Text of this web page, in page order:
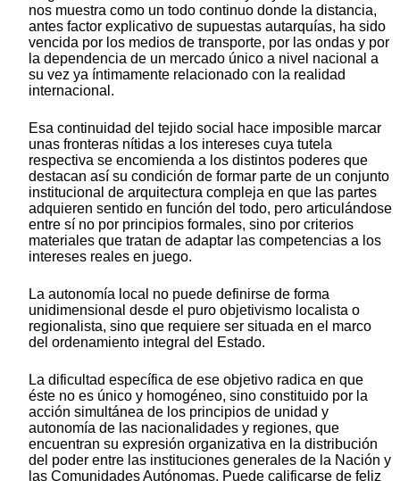
nos muestra como un todo continuo donde la distancia,
antes factor explicativo de supuestas autarquías, ha sido
vencida por los medios de transporte, por las ondas y por
la dependencia de un mercado único a nivel nacional a
su vez ya íntimamente relacionado con la realidad
internacional.
Esa continuidad del tejido social hace imposible marcar
unas fronteras nítidas a los intereses cuya tutela
respectiva se encomienda a los distintos poderes que
destacan así su condición de formar parte de un conjunto
institucional de arquitectura compleja en que las partes
adquieren sentido en función del todo, pero articulándose
entre sí no por principios formales, sino por criterios
materiales que tratan de adaptar las competencias a los
intereses reales en juego.
La autonomía local no puede definirse de forma
unidimensional desde el puro objetivismo localista o
regionalista, sino que requiere ser situada en el marco
del ordenamiento integral del Estado.
La dificultad específica de ese objetivo radica en que
éste no es único y homogéneo, sino constituido por la
acción simultánea de los principios de unidad y
autonomía de las nacionalidades y regiones, que
encuentran su expresión organizativa en la distribución
del poder entre las instituciones generales de la Nación y
las Comunidades Autónomas. Puede calificarse de feliz